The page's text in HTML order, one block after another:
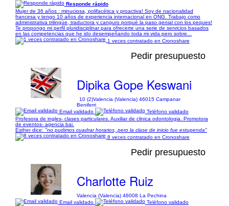
Responde rápido
Mujer de 36 años : minuciosa, polifacética y proactiva! Soy de nacionalidad
francesa y tengo 10 años de experiencia internacional en ONG. Trabajo como
administrativa trilingüe, traductora y canguro porqué la paso genial con los peques!
Te propongo mi perfil pluridisciplinar para ofrecerte una serie de servicios basados
en las competencias que he ido desempeñando toda mi vida pero sobre...
1 veces contratado en Cronoshare
Pedir presupuesto
Dipika Gope Keswani
10 (2)Valencia (Valencia) 46015 Campanar
Beniferri
Email validado
Teléfono validado
Profesora de ingles- clases particulares. Auxiliar de clinica odontologia. Promotora
de eventos- agencia bai.
Esther dice: "no pudimos cuadrar horarios, pero la clase de inicio fue estupenda"
8 veces contratado en Cronoshare
Pedir presupuesto
Charlotte Ruiz
Valencia (Valencia) 46008 La Pechina
Email validado
Teléfono validado